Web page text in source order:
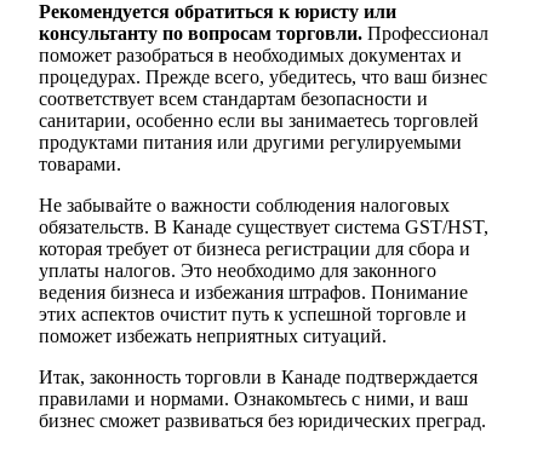
Рекомендуется обратиться к юристу или
консультанту по вопросам торговли. Профессионал
поможет разобраться в необходимых документах и
процедурах. Прежде всего, убедитесь, что ваш бизнес
соответствует всем стандартам безопасности и
санитарии, особенно если вы занимаетесь торговлей
продуктами питания или другими регулируемыми
товарами.
Не забывайте о важности соблюдения налоговых
обязательств. В Канаде существует система GST/HST,
которая требует от бизнеса регистрации для сбора и
уплаты налогов. Это необходимо для законного
ведения бизнеса и избежания штрафов. Понимание
этих аспектов очистит путь к успешной торговле и
поможет избежать неприятных ситуаций.
Итак, законность торговли в Канаде подтверждается
правилами и нормами. Ознакомьтесь с ними, и ваш
бизнес сможет развиваться без юридических преград.